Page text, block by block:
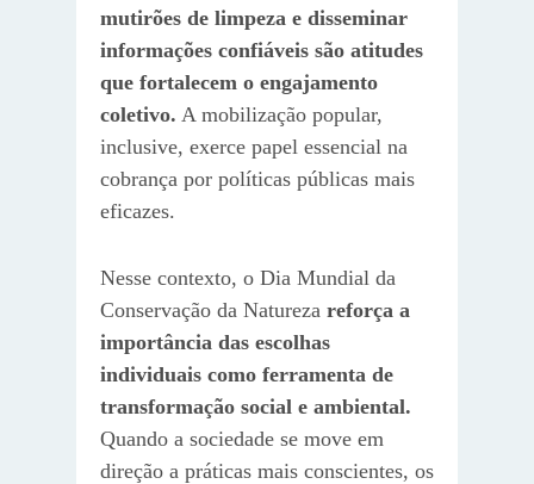
mutirões de limpeza e disseminar
informações confiáveis são atitudes
que fortalecem o engajamento
coletivo. A mobilização popular,
inclusive, exerce papel essencial na
cobrança por políticas públicas mais
eficazes.
Nesse contexto, o Dia Mundial da
Conservação da Natureza reforça a
importância das escolhas
individuais como ferramenta de
transformação social e ambiental.
Quando a sociedade se move em
direção a práticas mais conscientes, os